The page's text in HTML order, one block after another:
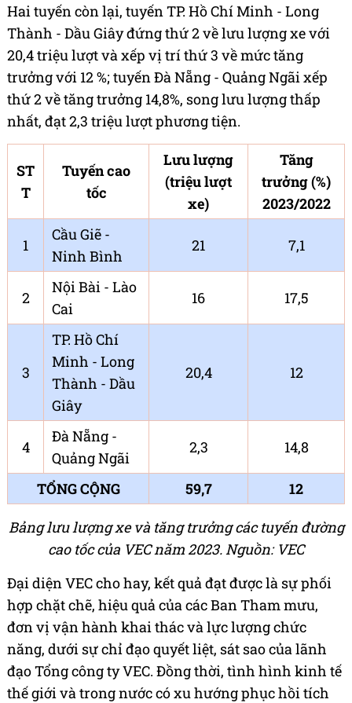
Hai tuyến còn lại, tuyến TP. Hồ Chí Minh - Long
Thành - Dầu Giây đứng thứ 2 về lưu lượng xe với
20,4 triệu lượt và xếp vị trí thứ 3 về mức tăng
trưởng với 12 %; tuyến Đà Nẵng - Quảng Ngãi xếp
thứ 2 về tăng trưởng 14,8%, song lưu lượng thấp
nhất, đạt 2,3 triệu lượt phương tiện.
ST
T
Tuyến cao
tốc
Lưu lượng
(triệu lượt
xe)
Tăng
trưởng (%)
2023/2022
1
Cầu Giẽ -
Ninh Bình
21 7,1
2
Nội Bài - Lào
Cai
16 17,5
3
TP. Hồ Chí
Minh - Long
Thành - Dầu
Giây
20,4 12
4
Đà Nẵng -
Quảng Ngãi
2,3 14,8
TỔNG CỘNG 59,7 12
Bảng lưu lượng xe và tăng trưởng các tuyến đường
cao tốc của VEC năm 2023. Nguồn: VEC
Đại diện VEC cho hay, kết quả đạt được là sự phối
hợp chặt chẽ, hiệu quả của các Ban Tham mưu,
đơn vị vận hành khai thác và lực lượng chức
năng, dưới sự chỉ đạo quyết liệt, sát sao của lãnh
đạo Tổng công ty VEC. Đồng thời, tình hình kinh tế
thế giới và trong nước có xu hướng phục hồi tích